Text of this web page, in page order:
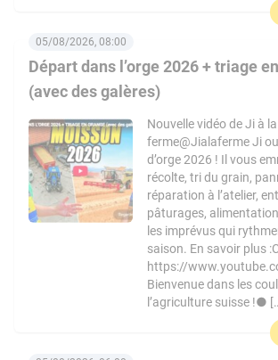
Départ dans l’orge 2026 + triage
(avec des galères)
05/08/2026, 08:00
Nouvelle vidéo de Ji à la
ferme@Jialaferme Ji
d’orge 2026 ! Il vous
récolte, tri du grain,
réparation à l’atelier,
pâturages,
les imprévus qui
saison. En savoir plus
https://
Bienvenue dans les
l’agriculture suisse !●